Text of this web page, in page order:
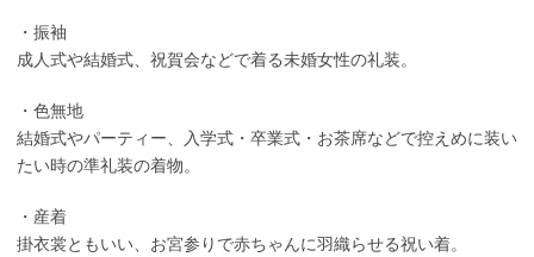
・振袖
成人式や結婚式、祝賀会などで着る未婚女性の礼装。
・色無地
結婚式やパーティー、入学式・卒業式・お茶席などで控えめに装い
たい時の準礼装の着物。
・産着
掛衣裳ともいい、お宮参りで赤ちゃんに羽織らせる祝い着。